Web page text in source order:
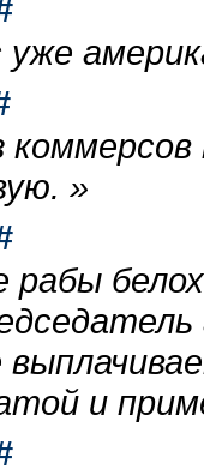
уже
»
рабы
и